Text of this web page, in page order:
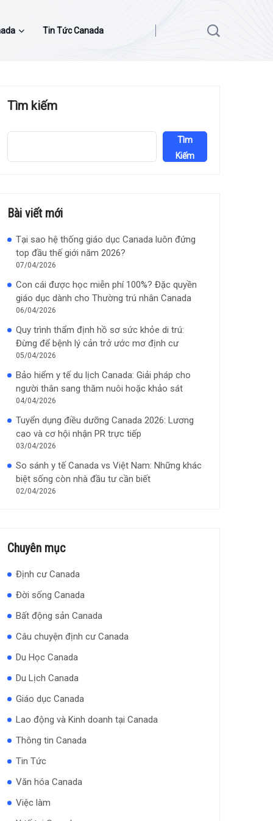
Tin Tức Canada
Tìm kiếm
Tìm
Kiếm
Bài viết mới
Tại sao hệ thống giáo dục Canada luôn đứng
top đầu thế giới năm 2026?
07/04/2026
Con cái được học miễn phí 100%? Đặc quyền
giáo dục dành cho Thường trú nhân Canada
06/04/2026
Quy trình thẩm định hồ sơ sức khỏe di trú:
Đừng để bệnh lý cản trở ước mơ định cư
05/04/2026
Bảo hiểm y tế du lịch Canada: Giải pháp cho
người thân sang thăm nuôi hoặc khảo sát
04/04/2026
Tuyển dụng điều dưỡng Canada 2026: Lương
cao và cơ hội nhận PR trực tiếp
03/04/2026
So sánh y tế Canada vs Việt Nam: Những khác
biệt sống còn nhà đầu tư cần biết
02/04/2026
Chuyên mục
Định cư Canada
Đời sống Canada
Bất động sản Canada
Câu chuyện định cư Canada
Du Học Canada
Du Lịch Canada
Giáo dục Canada
Lao động và Kinh doanh tại Canada
Thông tin Canada
Tin Tức
Văn hóa Canada
Việc làm